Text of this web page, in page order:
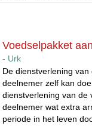
Voedselpakket
- Urk
De dienstverlening
deelnemer zelf kan
dienstverlening van de
deelnemer wat extra
periode in het leven